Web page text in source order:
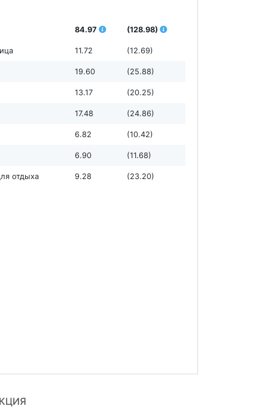
84.97 (128.98)
11.72 (12.69)
19.60 (25.88)
13.17 (20.25)
17.48 (24.86)
6.82 (10.42)
6.90 (11.68)
отдыха 9.28 (23.20)